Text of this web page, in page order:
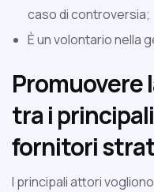
caso di controversia;
È un volontario nella
Promuovere
tra i
fornitori
I principali attori